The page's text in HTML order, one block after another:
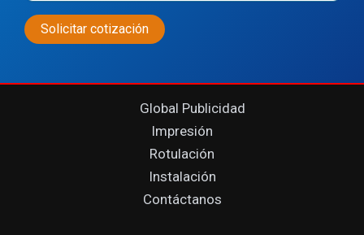
Global Publicidad
Impresión
Rotulación
Instalación
Contáctanos